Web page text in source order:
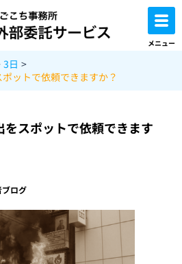
メニュー
3日
ットで依頼できますか？
スポットで依頼できます
ログ